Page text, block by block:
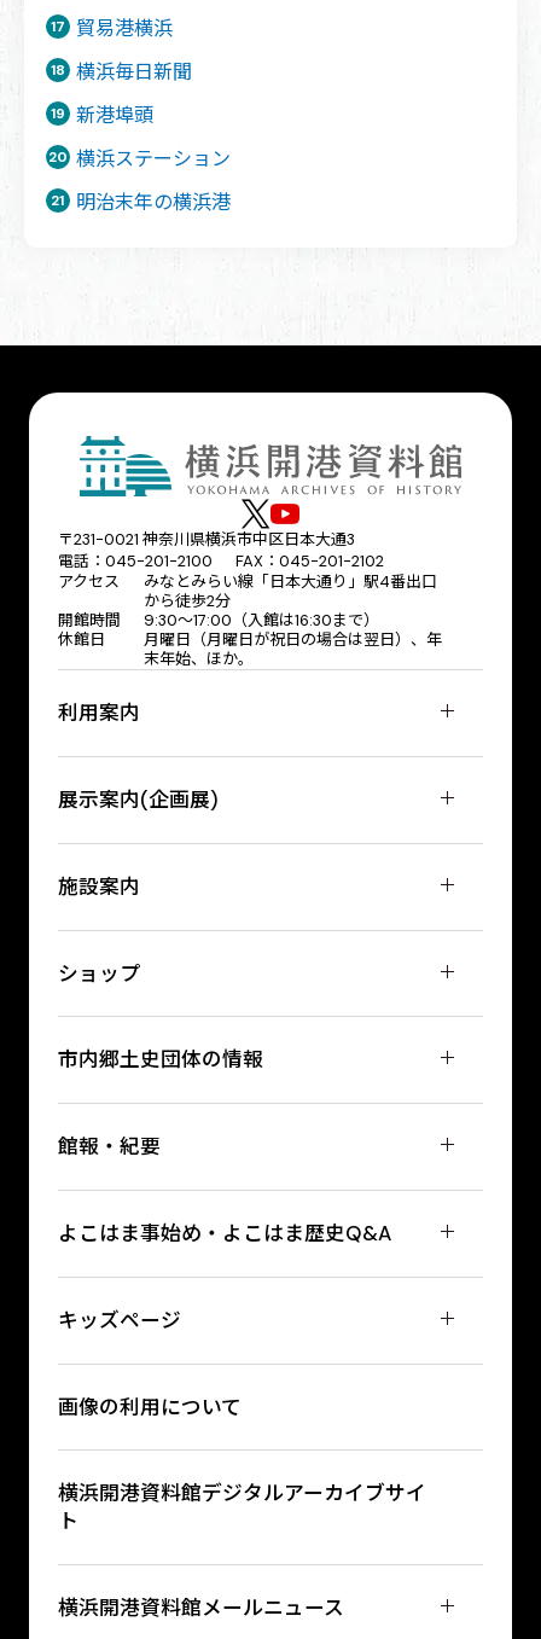
貿易港横浜
横浜毎日新聞
新港埠頭
横浜ステーション
明治末年の横浜港
〒231-0021 神奈川県横浜市中区日本大通3
電話：045-201-2100 FAX：045-201-2102
アクセス
みなとみらい線「日本大通り」駅4番出口
から徒歩2分
開館時間
9:30〜17:00（入館は16:30まで）
休館日
月曜日（月曜日が祝日の場合は翌日）、年
末年始、ほか。
利用案内
展示案内(企画展)
施設案内
ショップ
市内郷土史団体の情報
館報・紀要
よこはま事始め・よこはま歴史Q&A
キッズページ
画像の利用について
横浜開港資料館デジタルアーカイブサイ
ト
横浜開港資料館メールニュース